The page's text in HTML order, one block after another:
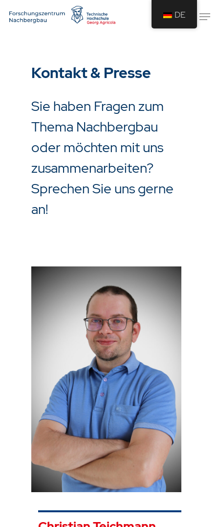
schließen.
Kontakt & Presse
Sie haben Fragen zum
Thema Nachbergbau
oder möchten mit uns
zusammenarbeiten?
Sprechen Sie uns gerne
an!
DE